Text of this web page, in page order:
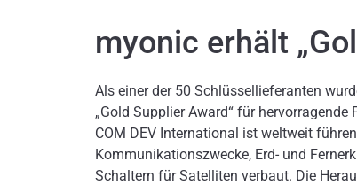
myonic erhält
Als einer der 50 Schlüssellieferanten
„Gold Supplier Award“ für
COM DEV International ist weltweit
Kommunikationszwecke, Erd- und
Schaltern für Satelliten verbaut. Die